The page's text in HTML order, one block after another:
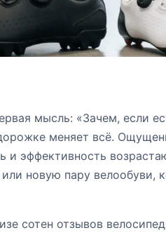
мысль: «Зачем, если
меняет всё.
и эффективность
новую пару велообуви,
сотен отзывов